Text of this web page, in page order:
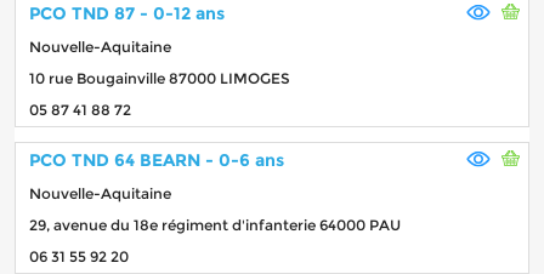
PCO TND 87 - 0-12 ans
Nouvelle-Aquitaine
10 rue Bougainville 87000 LIMOGES
05 87 41 88 72
PCO TND 64 BEARN - 0-6 ans
Nouvelle-Aquitaine
29, avenue du 18e régiment d'infanterie 64000 PAU
06 31 55 92 20